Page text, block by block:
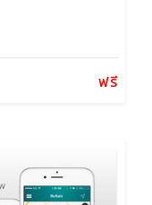
ฟรี